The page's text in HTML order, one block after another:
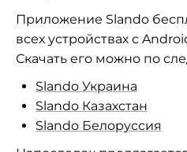
Приложение Slando
всех устройствах с
Скачать его можно по
Slando Украина
Slando Казахстан
Slando Белоруссия